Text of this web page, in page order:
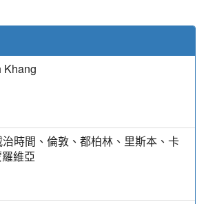
Khang
時間、倫敦、都柏林、里斯本、卡
維亞